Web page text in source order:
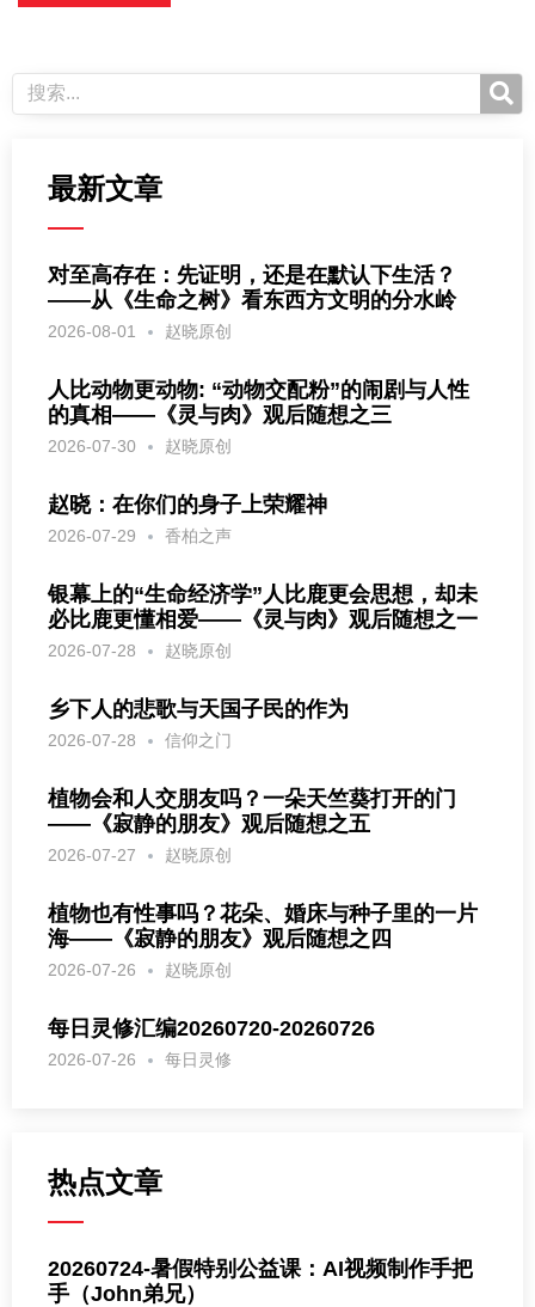
最新文章
对至高存在：先证明，还是在默认下生活？
——从《生命之树》看东西方文明的分水岭
2026-08-01 赵晓原创
人比动物更动物: “动物交配粉”的闹剧与人性
的真相——《灵与肉》观后随想之三
2026-07-30 赵晓原创
赵晓：在你们的身子上荣耀神
2026-07-29 香柏之声
银幕上的“生命经济学”人比鹿更会思想，却未
必比鹿更懂相爱——《灵与肉》观后随想之一
2026-07-28 赵晓原创
乡下人的悲歌与天国子民的作为
2026-07-28 信仰之门
植物会和人交朋友吗？一朵天竺葵打开的门
——《寂静的朋友》观后随想之五
2026-07-27 赵晓原创
植物也有性事吗？花朵、婚床与种子里的一片
海——《寂静的朋友》观后随想之四
2026-07-26 赵晓原创
每日灵修汇编20260720-20260726
2026-07-26 每日灵修
热点文章
20260724-暑假特别公益课：AI视频制作手把
手（John弟兄）